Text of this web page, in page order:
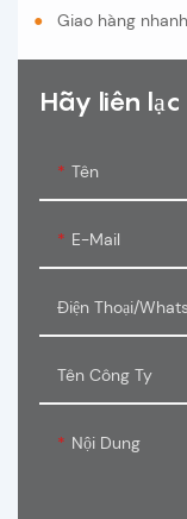
●
Giao hàng
Hãy liên
Tên
E-Mail
Điện Thoại/
Tên Công Ty
Nội Dung